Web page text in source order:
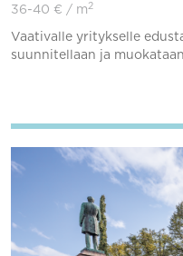
36-40 € / m 2
Vaativalle yritykselle
suunnitellaan ja